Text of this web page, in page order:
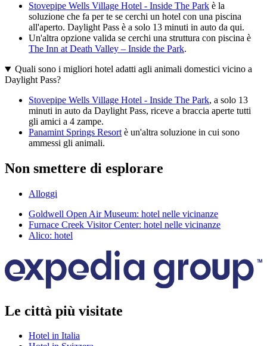
Stovepipe Wells Village Hotel - Inside The Park è la
soluzione che fa per te se cerchi un hotel con una piscina
all'aperto. Daylight Pass è a solo 13 minuti in auto da qui.
Un'altra opzione valida se cerchi una struttura con piscina è
The Inn at Death Valley – Inside the Park.
Quali sono i migliori hotel adatti agli animali domestici vicino a
Daylight Pass?
Stovepipe Wells Village Hotel - Inside The Park, a solo 13
minuti in auto da Daylight Pass, riceve a braccia aperte tutti
gli amici a 4 zampe.
Panamint Springs Resortè un'altra soluzione in cui sono
ammessi gli animali.
Non smettere di esplorare
Alloggi
Goldwell Open Air Museum: hotel nelle vicinanze
Furnace Creek Visitor Center: hotel nelle vicinanze
Alico: hotel
Le città più visitate
Hotel in Italia